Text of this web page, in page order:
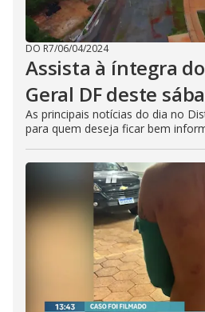
DO R7/06/04/2024
Assista à íntegra
Geral DF deste
As principais notícias do dia no
para quem deseja ficar bem